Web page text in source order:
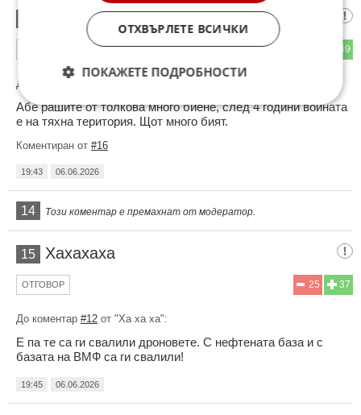
Хахахаха
49
До коментар
Абе рашите от толкова много биене, след 4 години войната
е на тяхна територия. Щот много бият.
Коментиран от #16
19:43 06.06.2026
14 Този коментар е премахнат от модератор.
15 Хахахаха
37
25
ОТГОВОР
До коментар #12 от "Ха ха ха":
Е па те са ги свалили дроновете. С нефтената база и с
базата на ВМФ са ги свалили!
19:45 06.06.2026
ОТХВЪРЛЕТЕ ВСИЧКИ
ПОКАЖЕТЕ ПОДРОБНОСТИ